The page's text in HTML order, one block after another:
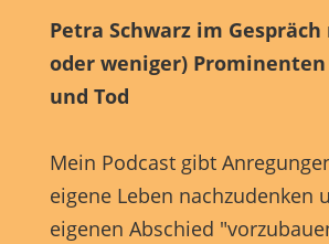
Petra Schwarz im
oder weniger)
und Tod
Mein Podcast gibt
eigene Leben nachzudenken
eigenen Abschied